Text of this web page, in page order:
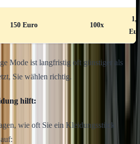
150 Euro 100x
Mode ist langfristig oft günstiger als
Sie wählen richtig.
hilft:
wie oft Sie ein Kleidungsstück